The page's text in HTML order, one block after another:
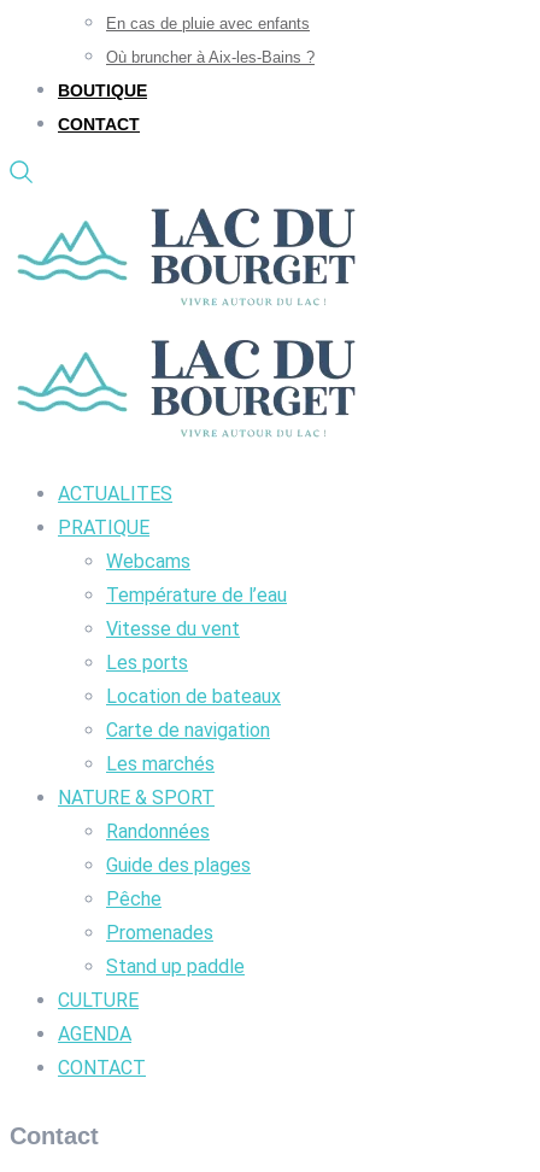
En cas de pluie avec enfants
Où bruncher à Aix-les-Bains ?
BOUTIQUE
CONTACT
ACTUALITES
PRATIQUE
Webcams
Température de l’eau
Vitesse du vent
Les ports
Location de bateaux
Carte de navigation
Les marchés
NATURE & SPORT
Randonnées
Guide des plages
Pêche
Promenades
Stand up paddle
CULTURE
AGENDA
CONTACT
Contact